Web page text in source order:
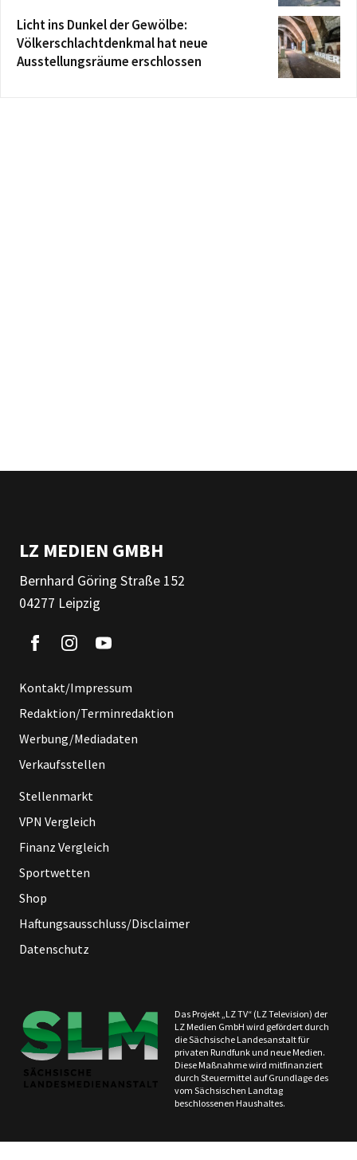
Licht ins Dunkel der Gewölbe:
Völkerschlachtdenkmal hat neue
Ausstellungsräume erschlossen
LZ MEDIEN GMBH
Bernhard Göring Straße 152
04277 Leipzig
Kontakt/Impressum
Redaktion/Terminredaktion
Werbung/Mediadaten
Verkaufsstellen
Stellenmarkt
VPN Vergleich
Finanz Vergleich
Sportwetten
Shop
Haftungsausschluss/Disclaimer
Datenschutz
Das Projekt „LZ TV“ (LZ Television) der
LZ Medien GmbH wird gefördert durch
die Sächsische Landesanstalt für
privaten Rundfunk und neue Medien.
Diese Maßnahme wird mitfinanziert
durch Steuermittel auf Grundlage des
vom Sächsischen Landtag
beschlossenen Haushaltes.